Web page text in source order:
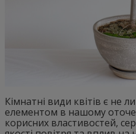
Кімнатні види квітів є не
елементом в нашому
корисних властивостей,